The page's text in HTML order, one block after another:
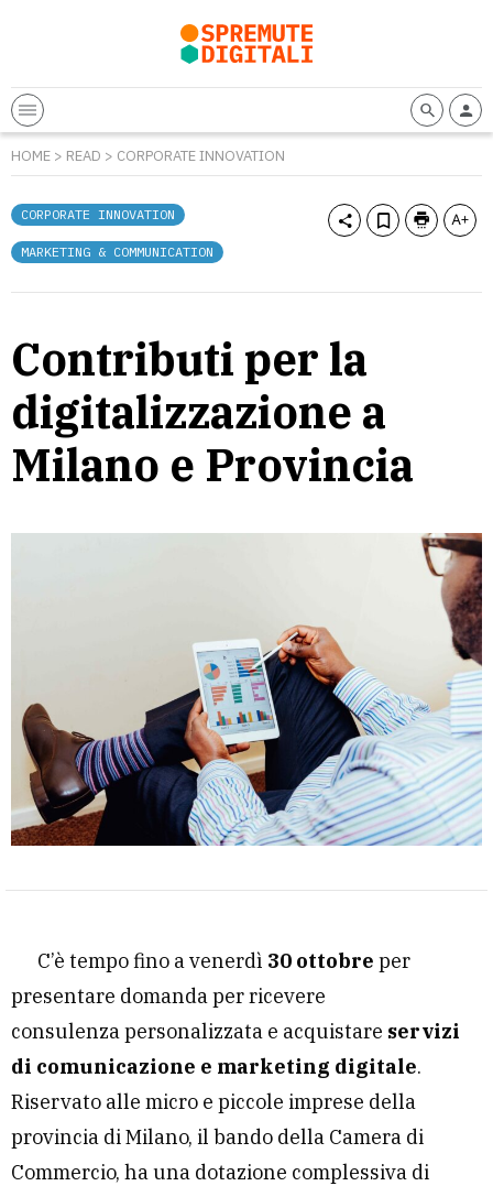
HOME > READ > CORPORATE INNOVATION
CORPORATE INNOVATION
MARKETING & COMMUNICATION
Contributi per la
digitalizzazione a
Milano e Provincia
C’è tempo fino a venerdì 30 ottobre per
presentare domanda per ricevere
consulenza personalizzata e acquistare servizi
di comunicazione e marketing digitale.
Riservato alle micro e piccole imprese della
provincia di Milano, il bando della Camera di
Commercio, ha una dotazione complessiva di